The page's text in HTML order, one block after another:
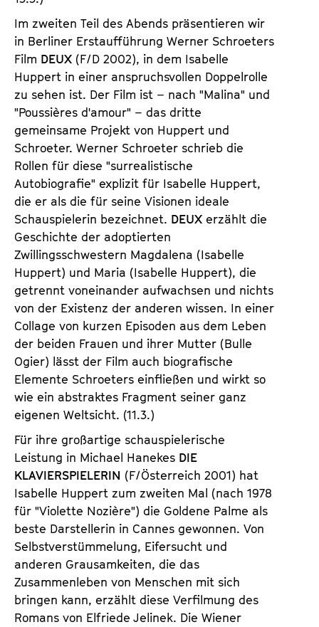
Im zweiten Teil des Abends präsentieren wir
in Berliner Erstaufführung Werner Schroeters
Film DEUX (F/D 2002), in dem Isabelle
Huppert in einer anspruchsvollen Doppelrolle
zu sehen ist. Der Film ist – nach "Malina" und
"Poussières d'amour" – das dritte
gemeinsame Projekt von Huppert und
Schroeter. Werner Schroeter schrieb die
Rollen für diese "surrealistische
Autobiografie" explizit für Isabelle Huppert,
die er als die für seine Visionen ideale
Schauspielerin bezeichnet. DEUX erzählt die
Geschichte der adoptierten
Zwillingsschwestern Magdalena (Isabelle
Huppert) und Maria (Isabelle Huppert), die
getrennt voneinander aufwachsen und nichts
von der Existenz der anderen wissen. In einer
Collage von kurzen Episoden aus dem Leben
der beiden Frauen und ihrer Mutter (Bulle
Ogier) lässt der Film auch biografische
Elemente Schroeters einfließen und wirkt so
wie ein abstraktes Fragment seiner ganz
eigenen Weltsicht. (11.3.)
Für ihre großartige schauspielerische
Leistung in Michael Hanekes DIE
KLAVIERSPIELERIN (F/Österreich 2001) hat
Isabelle Huppert zum zweiten Mal (nach 1978
für "Violette Nozière") die Goldene Palme als
beste Darstellerin in Cannes gewonnen. Von
Selbstverstümmelung, Eifersucht und
anderen Grausamkeiten, die das
Zusammenleben von Menschen mit sich
bringen kann, erzählt diese Verfilmung des
Romans von Elfriede Jelinek. Die Wiener